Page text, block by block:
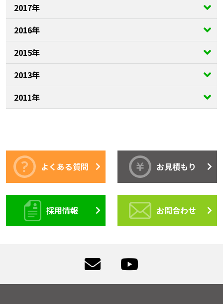
2017年
2016年
2015年
2013年
2011年
よくある質問 お見積もり
採用情報 お問合わせ